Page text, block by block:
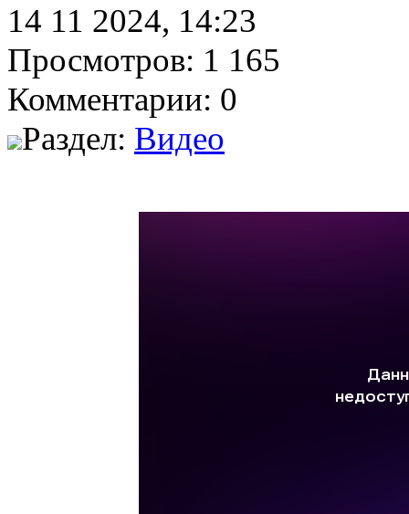
14 11 2024, 14:23
Просмотров: 1 165
Комментарии: 0
Раздел: Видео